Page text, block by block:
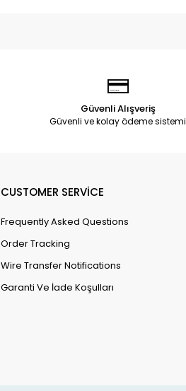
Güvenli Alışveriş
Güvenli ve kolay ödeme sistemi
CUSTOMER SERVİCE
Frequently Asked Questions
Order Tracking
Wire Transfer Notifications
Garanti Ve İade Koşulları